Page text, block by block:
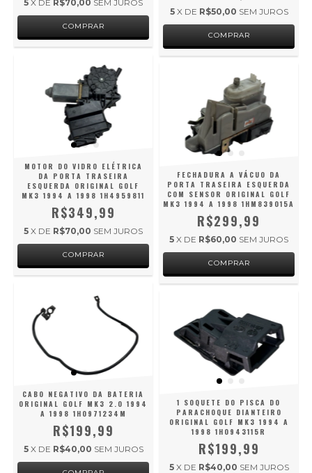
5 X DE R$70,00 SEM JUROS
5 X DE R$50,00 SEM JUROS
MOTOR DO VIDRO ELÉTRICA
DA PORTA TRASEIRA
ESQUERDA ORIGINAL GOLF
MK3 1994 A 1998 1H4959811
R$349,99
5 X DE R$70,00 SEM JUROS
FECHADURA A VÁCUO DA
PORTA TRASEIRA ESQUERDA
COM SENSOR ORIGINAL GOLF
MK3 1994 A 1998 1HM839015A
R$299,99
5 X DE R$60,00 SEM JUROS
CABO NEGATIVO DA BATERIA
ORIGINAL GOLF MK3 2.0 1994
A 1998 1H0971234M
R$199,99
5 X DE R$40,00 SEM JUROS
1 SOQUETE DO PISCA DO
PARACHOQUE DIANTEIRO
ORIGINAL GOLF MK3 1994 A
1998 1H0943115R
R$199,99
5 X DE R$40,00 SEM JUROS